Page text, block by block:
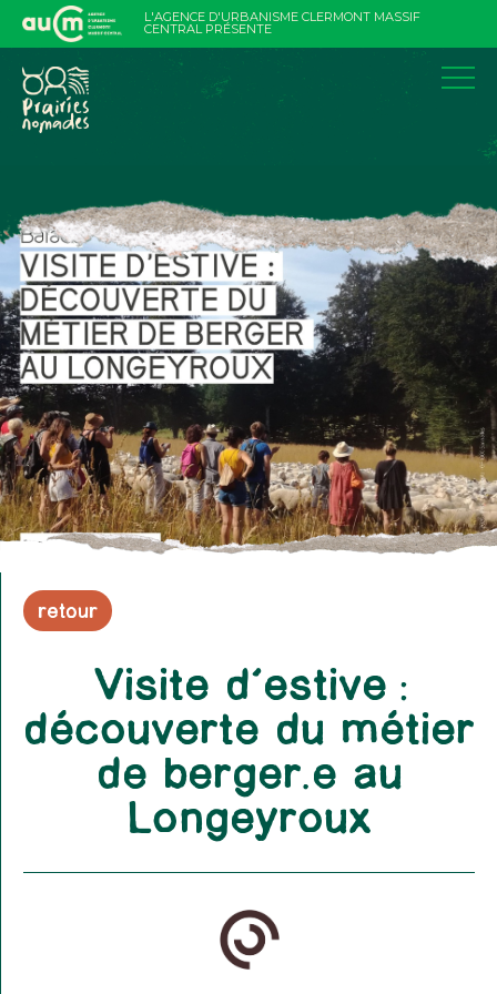
L'AGENCE D'URBANISME CLERMONT MASSIF
CENTRAL PRÉSENTE
contenu
retour
Visite d’estive :
découverte du métier
de berger.e au
Longeyroux